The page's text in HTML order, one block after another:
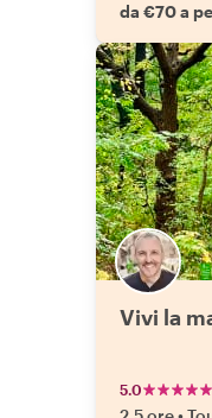
da €70 a
Vivi la
5.0